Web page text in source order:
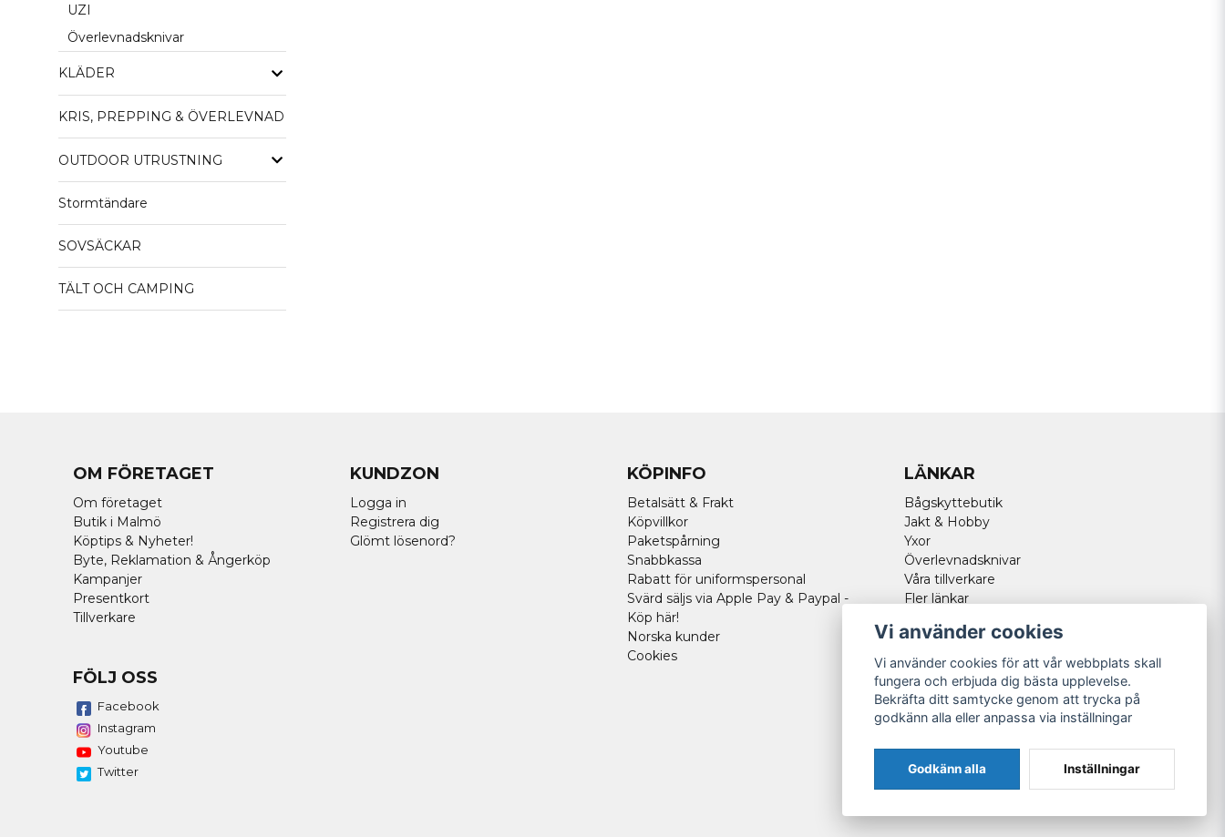
UZI
Överlevnadsknivar
KLÄDER
KRIS, PREPPING & ÖVERLEVNAD
OUTDOOR UTRUSTNING
Stormtändare
SOVSÄCKAR
TÄLT OCH CAMPING
OM FÖRETAGET
Om företaget
Butik i Malmö
Köptips & Nyheter!
Byte, Reklamation & Ångerköp
Kampanjer
Presentkort
Tillverkare
KUNDZON
Logga in
Registrera dig
Glömt lösenord?
KÖPINFO
Betalsätt & Frakt
Köpvillkor
Paketspårning
Snabbkassa
Rabatt för uniformspersonal
Svärd säljs via Apple Pay & Paypal -
Köp här!
Norska kunder
Cookies
LÄNKAR
Bågskyttebutik
Jakt & Hobby
Yxor
Överlevnadsknivar
Våra tillverkare
Fler länkar
FÖLJ OSS
Facebook
Instagram
Youtube
Twitter
Vi använder cookies
Vi använder cookies för att vår webbplats skall
fungera och erbjuda dig bästa upplevelse.
Bekräfta ditt samtycke genom att trycka på
godkänn alla eller anpassa via inställningar
Godkänn alla Inställningar